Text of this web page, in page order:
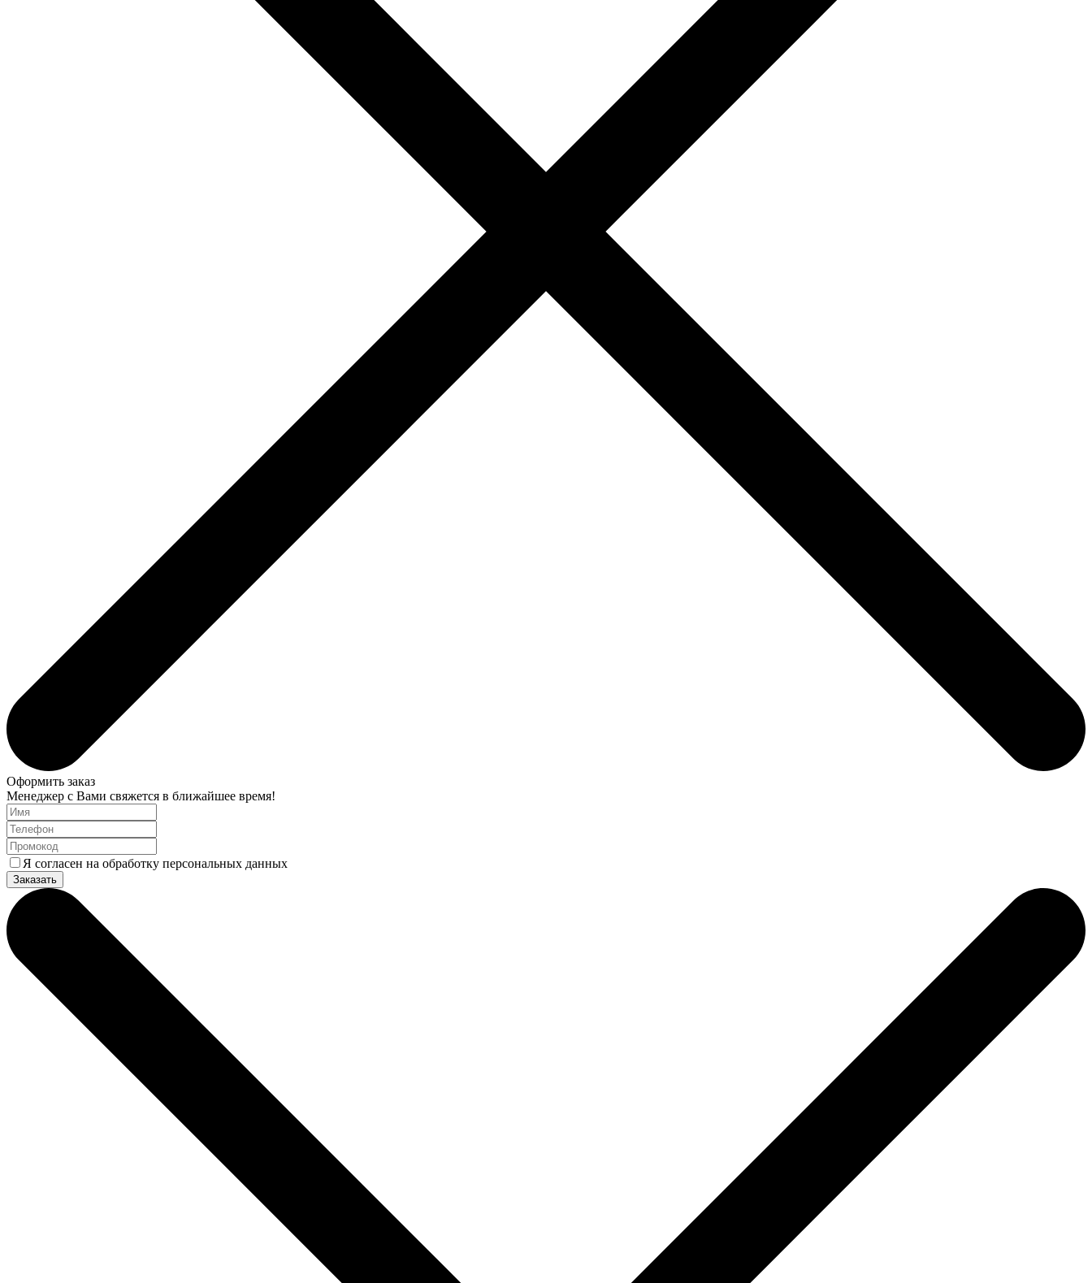
Оформить заказ
Менеджер с Вами свяжется в ближайшее время!
Я согласен на обработку персональных данных
Заказать